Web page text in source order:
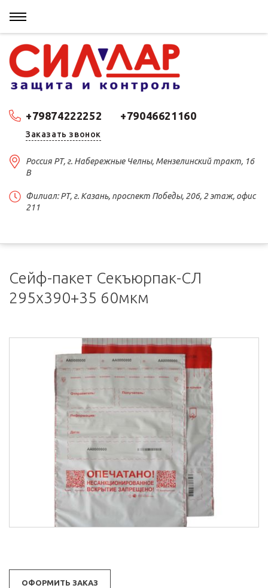
+79874222252 +79046621160
Заказать звонок
Россия РТ, г. Набережные Челны, Мензелинский тракт, 16
В
Филиал: РТ, г. Казань, проспект Победы, 206, 2 этаж, офис
211
Сейф-пакет Секъюрпак-СЛ
295х390+35 60мкм
ОФОРМИТЬ ЗАКАЗ